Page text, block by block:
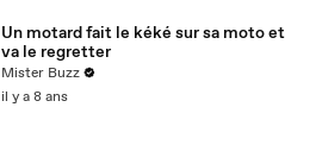
Un motard fait le kéké sur sa moto et
va le regretter
Mister Buzz
il y a 8 ans